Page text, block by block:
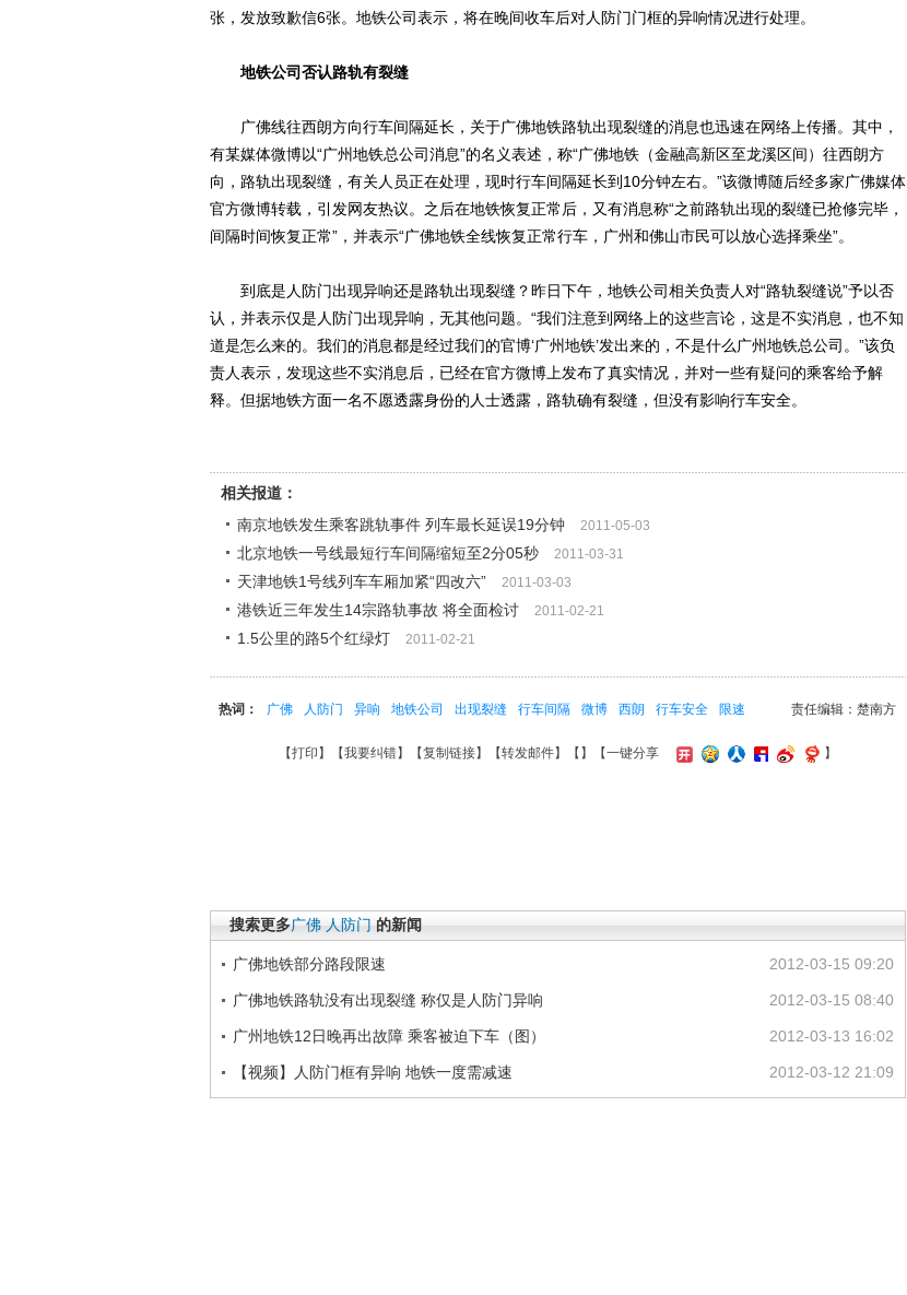
张，发放致歉信6张。地铁公司表示，将在晚间收车后对人防门门框的异响情况进行处理。
地铁公司否认路轨有裂缝
广佛线往西朗方向行车间隔延长，关于广佛地铁路轨出现裂缝的消息也迅速在网络上传播。其中，
有某媒体微博以“广州地铁总公司消息”的名义表述，称“广佛地铁（金融高新区至龙溪区间）往西朗方
向，路轨出现裂缝，有关人员正在处理，现时行车间隔延长到10分钟左右。”该微博随后经多家广佛媒体
官方微博转载，引发网友热议。之后在地铁恢复正常后，又有消息称“之前路轨出现的裂缝已抢修完毕，
间隔时间恢复正常”，并表示“广佛地铁全线恢复正常行车，广州和佛山市民可以放心选择乘坐”。
到底是人防门出现异响还是路轨出现裂缝？昨日下午，地铁公司相关负责人对“路轨裂缝说”予以否
认，并表示仅是人防门出现异响，无其他问题。“我们注意到网络上的这些言论，这是不实消息，也不知
道是怎么来的。我们的消息都是经过我们的官博‘广州地铁’发出来的，不是什么广州地铁总公司。”该负
责人表示，发现这些不实消息后，已经在官方微博上发布了真实情况，并对一些有疑问的乘客给予解
释。但据地铁方面一名不愿透露身份的人士透露，路轨确有裂缝，但没有影响行车安全。
相关报道：
南京地铁发生乘客跳轨事件 列车最长延误19分钟
2011-05-03
北京地铁一号线最短行车间隔缩短至2分05秒 2011-03-31
天津地铁1号线列车车厢加紧“四改六” 2011-03-03
港铁近三年发生14宗路轨事故 将全面检讨 2011-02-21
1.5公里的路5个红绿灯 2011-02-21
责任编辑：楚南方
热词： 广佛 人防门 异响 地铁公司 出现裂缝 行车间隔 微博 西朗 行车安全 限速
【打印 】【我要纠错】【复制链接】【转发邮件】【 】 【一键分享 】
搜索更多广佛 人防门 的新闻
2012-03-15 09:20
广佛地铁部分路段限速
2012-03-15 08:40
广佛地铁路轨没有出现裂缝 称仅是人防门异响
2012-03-13 16:02
广州地铁12日晚再出故障 乘客被迫下车（图）
2012-03-12 21:09
【视频】人防门框有异响 地铁一度需减速